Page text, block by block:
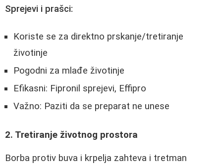
Sprejevi i prašci:
Koriste se za direktno prskanje/tretiranje
životinje
Pogodni za mlađe životinje
Efikasni: Fipronil sprejevi, Effipro
Važno: Paziti da se preparat ne unese
2. Tretiranje životnog prostora
Borba protiv buva i krpelja zahteva i tretman